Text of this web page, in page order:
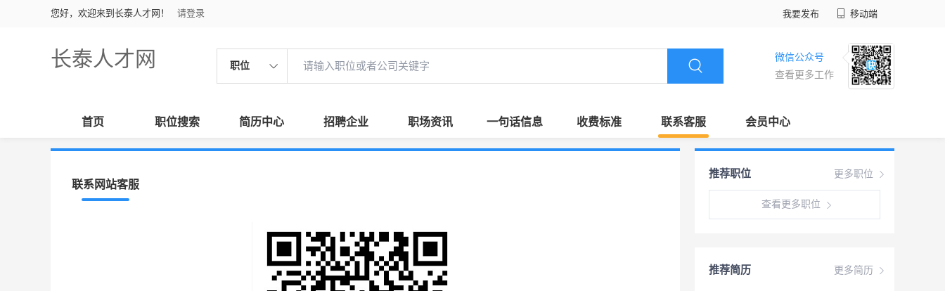
您好，欢迎来到长泰人才网！ 请登录 我要发布 移动端
长泰人才网 职位
微信公众号
查看更多工作
首页 职位搜索 简历中心 招聘企业 职场资讯 一句话信息 收费标准 联系客服 会员中心
联系网站客服
更多职位
推荐职位
查看更多职位
更多简历
推荐简历